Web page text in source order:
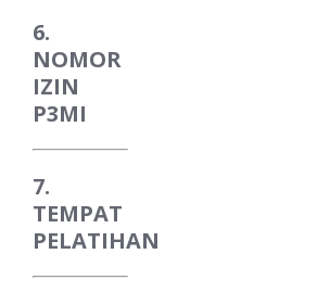
6.
NOMOR
IZIN
P3MI
7.
TEMPAT
PELATIHAN